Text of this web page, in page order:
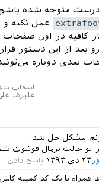
درست متوجه شده
عمل نکنه و
کافیه در اون صفحات
بعد از این دستور
بعدی دوباره
انتخاب
علیرضا
مشکل حل شد.
تو حالت نرمال فوتنوت
۲۳ دی ۱۳۹۳
با یک کد کمینه کامل